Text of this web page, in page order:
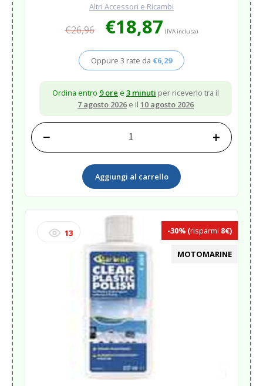
Altri Accessori e Ricambi
€26,96
prezzo
era:
€26,96.
€18,87 prezzo
è:
€18,87.
(IVA inclusa)
Oppure 3 rate da €6,29
Ordina entro 9 ore e 3 minuti per riceverlo tra il
7 agosto 2026 e il 10 agosto 2026
DETERGENTE
PARABREZZA
− +
Aggiungi al carrello
MOTOMARINE
-30% (risparmi 8€)
13